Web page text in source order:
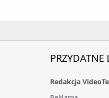
PRZYDATNE
Redakcja